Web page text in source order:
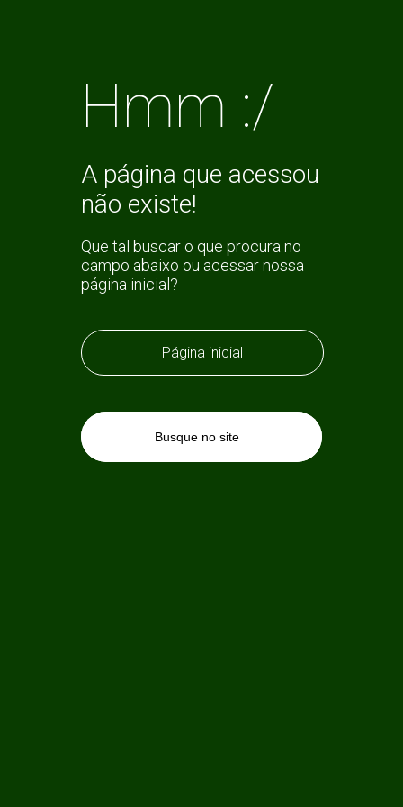
Hmm :/
A página que acessou
não existe!
Que tal buscar o que procura no
campo abaixo ou acessar nossa
página inicial?
Página inicial